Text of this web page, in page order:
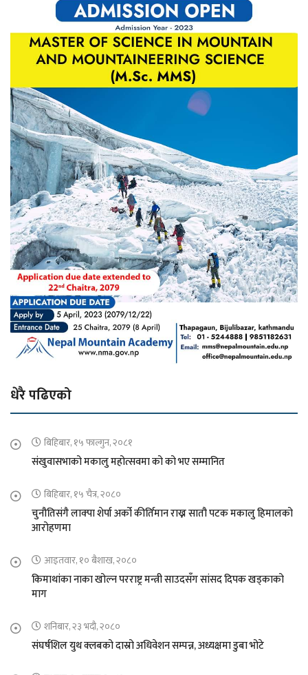
धेरै पढिएको
बिहिबार, १५ फाल्गुन, २०८१
संखुवासभाको मकालु महोत्सवमा को को भए सम्मानित
बिहिबार, १५ चैत्र, २०८०
चुनौतिसंगै लाक्पा शेर्पा अर्को कीर्तिमान राख्न सातौ पटक मकालु हिमालको
आरोहणमा
आइतवार, १० बैशाख, २०८०
किमाथांका नाका खोल्न परराष्ट्र मन्त्री साउदसँग सांसद दिपक खड्काको
माग
शनिबार, २३ भदौ, २०८०
संघर्षशिल युथ क्लबको दास्रो अधिवेशन सम्पन्न, अध्यक्षमा डुबा भोटे